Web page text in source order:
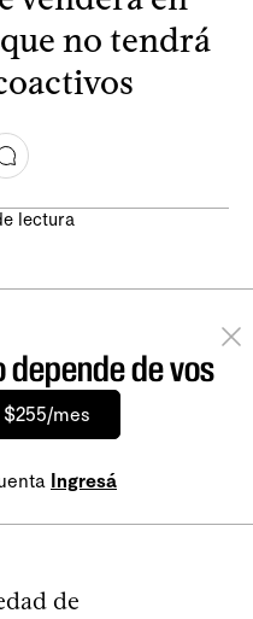
no tendrá
lectura
de vos
mes
Ingresá
de